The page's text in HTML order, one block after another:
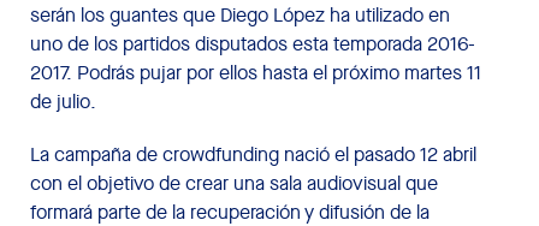
serán los guantes que Diego López ha utilizado en
uno de los partidos disputados esta temporada 2016-
2017. Podrás pujar por ellos hasta el próximo martes 11
de julio.
La campaña de crowdfunding nació el pasado 12 abril
con el objetivo de crear una sala audiovisual que
formará parte de la recuperación y difusión de la